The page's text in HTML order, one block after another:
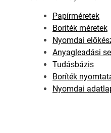
Papírméretek
Boríték méretek
Nyomdai
Anyagleadási
Tudásbázis
Boríték
Nyomdai